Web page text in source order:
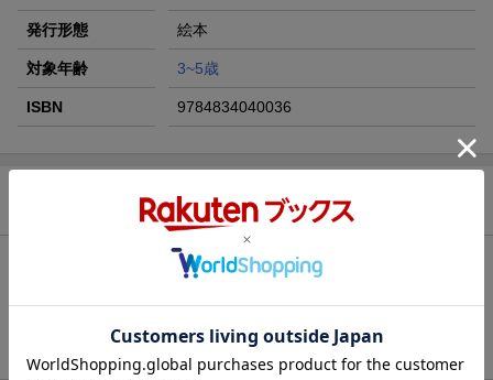
発行形態 絵本
対象年齢 3~5歳
ISBN 9784834040036
うさこちゃんと きゃらめる
うさこちゃんの おじいちゃんへの おくりもの